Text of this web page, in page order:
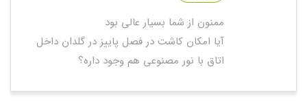
ممنون از شما بسیار عالی بود
آیا امکان کاشت در فصل پاییز در گلدان داخل
اتاق با نور مصنوعی هم وجود داره؟